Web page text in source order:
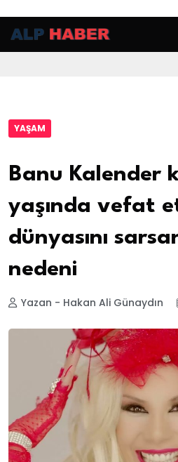
YAŞAM
Banu Kalender
yaşında vefat
dünyasını
nedeni
Yazan - Hakan Ali Günaydın